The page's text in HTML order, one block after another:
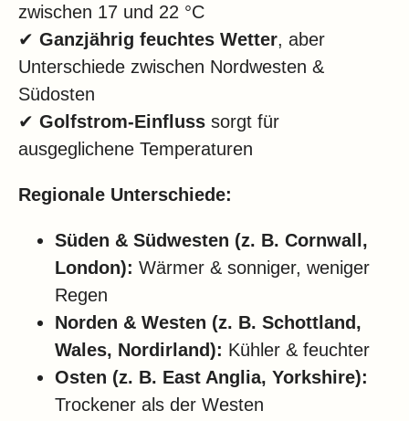
zwischen 17 und 22 °C
✔ Ganzjährig feuchtes Wetter, aber
Unterschiede zwischen Nordwesten &
Südosten
✔ Golfstrom-Einfluss sorgt für
ausgeglichene Temperaturen
Regionale Unterschiede:
Süden & Südwesten (z. B. Cornwall,
London): Wärmer & sonniger, weniger
Regen
Norden & Westen (z. B. Schottland,
Wales, Nordirland): Kühler & feuchter
Osten (z. B. East Anglia, Yorkshire):
Trockener als der Westen